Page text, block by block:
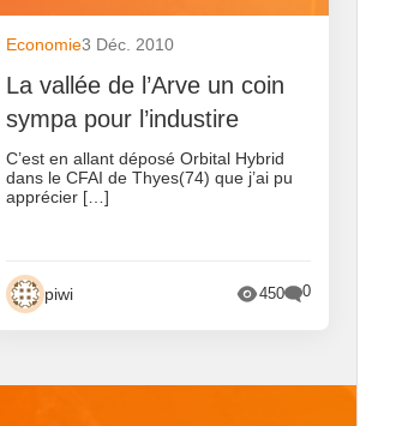
Economie3 Déc. 2010
La vallée de l’Arve un coin
sympa pour l’industire
C’est en allant déposé Orbital Hybrid
dans le CFAI de Thyes(74) que j’ai pu
apprécier […]
piwi 450 0